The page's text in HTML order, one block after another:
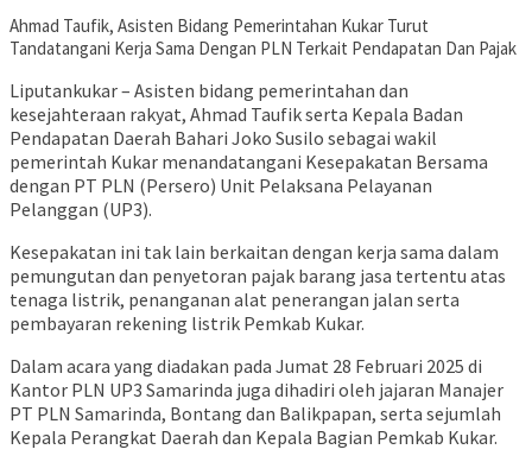
Ahmad Taufik, Asisten Bidang Pemerintahan Kukar Turut
Tandatangani Kerja Sama Dengan PLN Terkait Pendapatan Dan Pajak
Liputankukar – Asisten bidang pemerintahan dan
kesejahteraan rakyat, Ahmad Taufik serta Kepala Badan
Pendapatan Daerah Bahari Joko Susilo sebagai wakil
pemerintah Kukar menandatangani Kesepakatan Bersama
dengan PT PLN (Persero) Unit Pelaksana Pelayanan
Pelanggan (UP3).
Kesepakatan ini tak lain berkaitan dengan kerja sama dalam
pemungutan dan penyetoran pajak barang jasa tertentu atas
tenaga listrik, penanganan alat penerangan jalan serta
pembayaran rekening listrik Pemkab Kukar.
Dalam acara yang diadakan pada Jumat 28 Februari 2025 di
Kantor PLN UP3 Samarinda juga dihadiri oleh jajaran Manajer
PT PLN Samarinda, Bontang dan Balikpapan, serta sejumlah
Kepala Perangkat Daerah dan Kepala Bagian Pemkab Kukar.